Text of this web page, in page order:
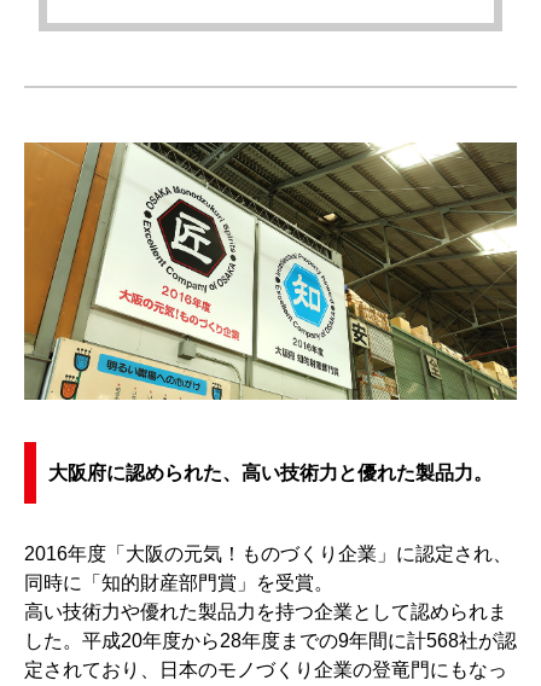
大阪府に認められた、高い技術力と優れた製品力。
2016年度「大阪の元気！ものづくり企業」に認定され、
同時に「知的財産部門賞」を受賞。
高い技術力や優れた製品力を持つ企業として認められま
した。平成20年度から28年度までの9年間に計568社が認
定されており、日本のモノづくり企業の登竜門にもなっ